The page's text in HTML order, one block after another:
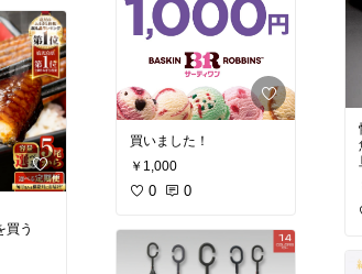
買う
買いました！
￥1,000
0 0